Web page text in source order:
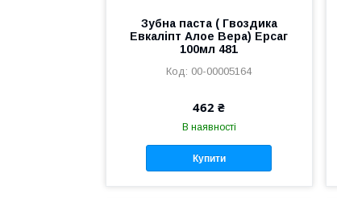
Зубна паста ( Гвоздика
Евкаліпт Алое Вера) Ерсаг
100мл 481
00-00005164
462 ₴
В наявності
Купити